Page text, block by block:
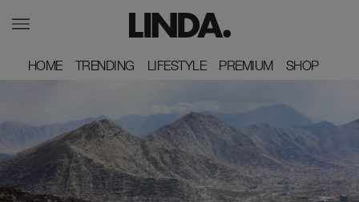
HOME
HOME TRENDING
TRENDING LIFESTYLE
LIFESTYLE PREMIUM
PREMIUM SHOP
SHOP